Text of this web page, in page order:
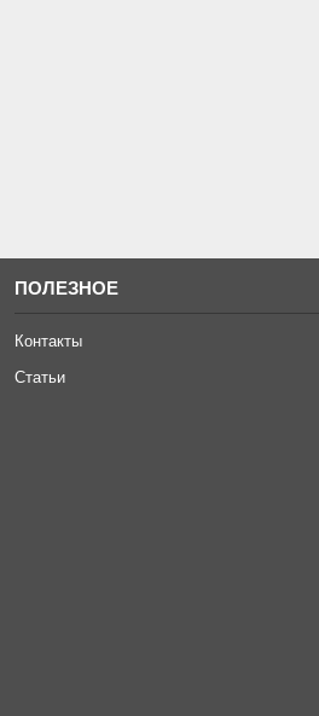
ПОЛЕЗНОЕ
Контакты
Статьи